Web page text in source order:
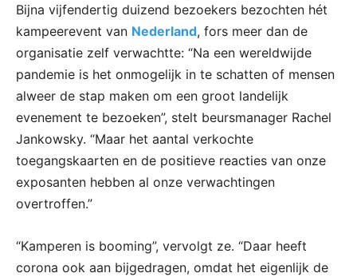
Bijna vijfendertig duizend bezoekers bezochten hét
kampeerevent van Nederland, fors meer dan de
organisatie zelf verwachtte: “Na een wereldwijde
pandemie is het onmogelijk in te schatten of mensen
alweer de stap maken om een groot landelijk
evenement te bezoeken”, stelt beursmanager Rachel
Jankowsky. “Maar het aantal verkochte
toegangskaarten en de positieve reacties van onze
exposanten hebben al onze verwachtingen
overtroffen.”
“Kamperen is booming”, vervolgt ze. “Daar heeft
corona ook aan bijgedragen, omdat het eigenlijk de